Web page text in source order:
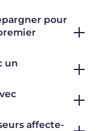
pour
un
affecte-